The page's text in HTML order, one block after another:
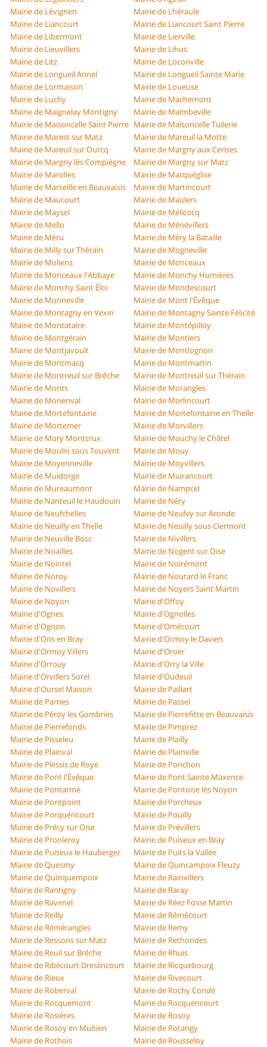
Mairie de Lévignen
Mairie de Lhéraule
Mairie de Liancourt
Mairie de Liancourt Saint Pierre
Mairie de Libermont
Mairie de Lierville
Mairie de Lieuvillers
Mairie de Lihus
Mairie de Litz
Mairie de Loconville
Mairie de Longueil Annel
Mairie de Longueil Sainte Marie
Mairie de Lormaison
Mairie de Loueuse
Mairie de Luchy
Mairie de Machemont
Mairie de Maignelay Montigny
Mairie de Maimbeville
Mairie de Maisoncelle Saint Pierre Mairie de Maisoncelle Tuilerie
Mairie de Marest sur Matz
Mairie de Mareuil la Motte
Mairie de Mareuil sur Ourcq
Mairie de Margny aux Cerises
Mairie de Margny lès Compiègne
Mairie de Margny sur Matz
Mairie de Marolles
Mairie de Marquéglise
Mairie de Marseille en Beauvaisis
Mairie de Martincourt
Mairie de Maucourt
Mairie de Maulers
Mairie de Maysel
Mairie de Mélicocq
Mairie de Mello
Mairie de Ménévillers
Mairie de Méru
Mairie de Méry la Bataille
Mairie de Milly sur Thérain
Mairie de Mogneville
Mairie de Moliens
Mairie de Monceaux
Mairie de Monceaux l'Abbaye
Mairie de Monchy Humières
Mairie de Monchy Saint Éloi
Mairie de Mondescourt
Mairie de Monneville
Mairie de Mont l'Évêque
Mairie de Montagny en Vexin
Mairie de Montagny Sainte Félicité
Mairie de Montataire
Mairie de Montépilloy
Mairie de Montgérain
Mairie de Montiers
Mairie de Montjavoult
Mairie de Montlognon
Mairie de Montmacq
Mairie de Montmartin
Mairie de Montreuil sur Brêche
Mairie de Montreuil sur Thérain
Mairie de Monts
Mairie de Morangles
Mairie de Morienval
Mairie de Morlincourt
Mairie de Mortefontaine
Mairie de Mortefontaine en Thelle
Mairie de Mortemer
Mairie de Morvillers
Mairie de Mory Montcrux
Mairie de Mouchy le Châtel
Mairie de Moulin sous Touvent
Mairie de Mouy
Mairie de Moyenneville
Mairie de Moyvillers
Mairie de Muidorge
Mairie de Muirancourt
Mairie de Mureaumont
Mairie de Nampcel
Mairie de Nanteuil le Haudouin
Mairie de Néry
Mairie de Neufchelles
Mairie de Neufvy sur Aronde
Mairie de Neuilly en Thelle
Mairie de Neuilly sous Clermont
Mairie de Neuville Bosc
Mairie de Nivillers
Mairie de Noailles
Mairie de Nogent sur Oise
Mairie de Nointel
Mairie de Noirémont
Mairie de Noroy
Mairie de Nourard le Franc
Mairie de Novillers
Mairie de Noyers Saint Martin
Mairie de Noyon
Mairie d'Offoy
Mairie d'Ognes
Mairie d'Ognolles
Mairie d'Ognon
Mairie d'Omécourt
Mairie d'Ons en Bray
Mairie d'Ormoy le Davien
Mairie d'Ormoy Villers
Mairie d'Oroër
Mairie d'Orrouy
Mairie d'Orry la Ville
Mairie d'Orvillers Sorel
Mairie d'Oudeuil
Mairie d'Oursel Maison
Mairie de Paillart
Mairie de Parnes
Mairie de Passel
Mairie de Péroy les Gombries
Mairie de Pierrefitte en Beauvaisis
Mairie de Pierrefonds
Mairie de Pimprez
Mairie de Pisseleu
Mairie de Plailly
Mairie de Plainval
Mairie de Plainville
Mairie de Plessis de Roye
Mairie de Ponchon
Mairie de Pont l'Évêque
Mairie de Pont Sainte Maxence
Mairie de Pontarmé
Mairie de Pontoise lès Noyon
Mairie de Pontpoint
Mairie de Porcheux
Mairie de Porquéricourt
Mairie de Pouilly
Mairie de Précy sur Oise
Mairie de Prévillers
Mairie de Pronleroy
Mairie de Puiseux en Bray
Mairie de Puiseux le Hauberger
Mairie de Puits la Vallée
Mairie de Quesmy
Mairie de Quincampoix Fleuzy
Mairie de Quinquempoix
Mairie de Rainvillers
Mairie de Rantigny
Mairie de Raray
Mairie de Ravenel
Mairie de Réez Fosse Martin
Mairie de Reilly
Mairie de Rémécourt
Mairie de Rémérangles
Mairie de Remy
Mairie de Ressons sur Matz
Mairie de Rethondes
Mairie de Reuil sur Brêche
Mairie de Rhuis
Mairie de Ribécourt Dreslincourt
Mairie de Ricquebourg
Mairie de Rieux
Mairie de Rivecourt
Mairie de Roberval
Mairie de Rochy Condé
Mairie de Rocquemont
Mairie de Rocquencourt
Mairie de Rosières
Mairie de Rosoy
Mairie de Rosoy en Multien
Mairie de Rotangy
Mairie de Rothois
Mairie de Rousseloy